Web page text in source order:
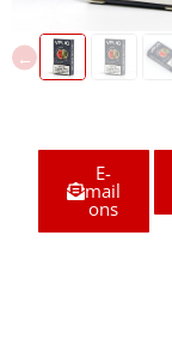
E-
mail
ons